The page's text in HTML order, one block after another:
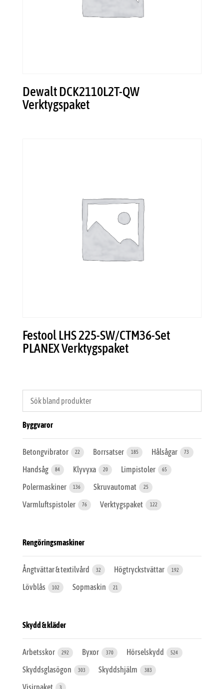
Dewalt DCK2110L2T-QW
Verktygspaket
Festool LHS 225-SW/CTM36-Set
PLANEX Verktygspaket
Byggvaror
Betongvibrator 22 Borrsatser 185 Hålsågar 73
Handsåg 84 Klyvyxa 20 Limpistoler 65
Polermaskiner 136 Skruvautomat 25
Varmluftspistoler 76 Verktygspaket 122
Rengöringsmaskiner
Ångtvättar & textilvård 32 Högtryckstvättar 192
Lövblås 102 Sopmaskin 21
Skydd & kläder
Arbetsskor 292 Byxor 370 Hörselskydd 524
Skyddsglasögon 303 Skyddshjälm 383
Visirpaket 3